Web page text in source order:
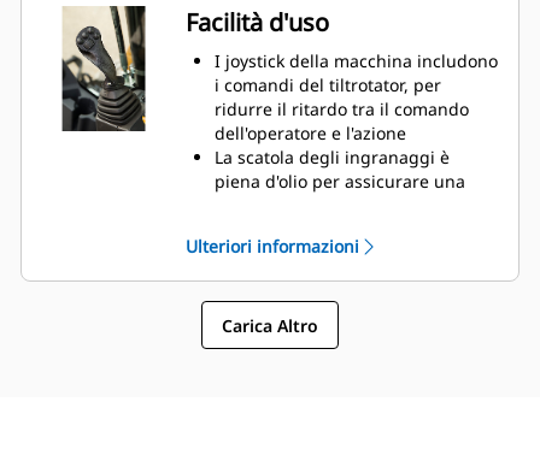
Facilità d'uso
I joystick della macchina includono
i comandi del tiltrotator, per
ridurre il ritardo tra il comando
dell'operatore e l'azione
La scatola degli ingranaggi è
piena d'olio per assicurare una
Il sistema di lubrificazione ha un
punto di ingrassaggio, collegabile
all'ingrassaggio della macchina
Il sistema di controllo innovativo
dispone di quattro impostazioni
Ulteriori informazioni
Carica Altro